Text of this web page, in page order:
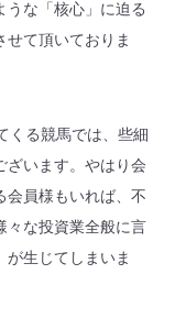
うな「核心」に迫る
て頂いておりま
くる競馬では、些細
ざいます。やはり会
会員様もいれば、不
々な投資業全般に言
が生じてしまいま